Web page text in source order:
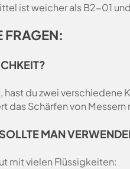
ist weicher als B2-01
FRAGEN:
hast du zwei
das Schärfen von
MAN
mit vielen Flüssigkeiten: